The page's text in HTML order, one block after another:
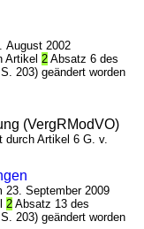
August 2002
Artikel2 Absatz 6 des
203) geändert worden
(VergRModVO)
durch Artikel 6 G. v.
23. September 2009
2 Absatz 13 des
203) geändert worden